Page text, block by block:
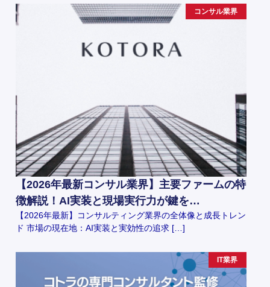
コンサル業界
【2026年最新コンサル業界】主要ファームの特
徴解説！AI実装と現場実行力が鍵を…
【2026年最新】コンサルティング業界の全体像と成長トレン
ド 市場の現在地：AI実装と実効性の追求 […]
IT業界